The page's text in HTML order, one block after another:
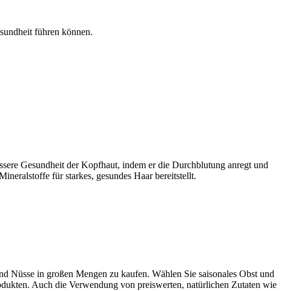
führen können.
Gesundheit der Kopfhaut, indem er die Durchblutung anregt und
für starkes, gesundes Haar bereitstellt.
in großen Mengen zu kaufen. Wählen Sie saisonales Obst und
Auch die Verwendung von preiswerten, natürlichen Zutaten wie